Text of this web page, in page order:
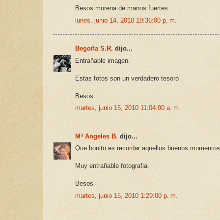
Besos morena de manos fuertes
lunes, junio 14, 2010 10:36:00 p. m.
Begoña S.R. dijo...
Entrañable imagen.
Estas fotos son un verdadero tesoro
Besos.
martes, junio 15, 2010 11:04:00 a. m.
Mª Angeles B. dijo...
Que bonito es recordar aquellos buenos
Muy entrañable fotografia.
Besos
martes, junio 15, 2010 1:29:00 p. m.